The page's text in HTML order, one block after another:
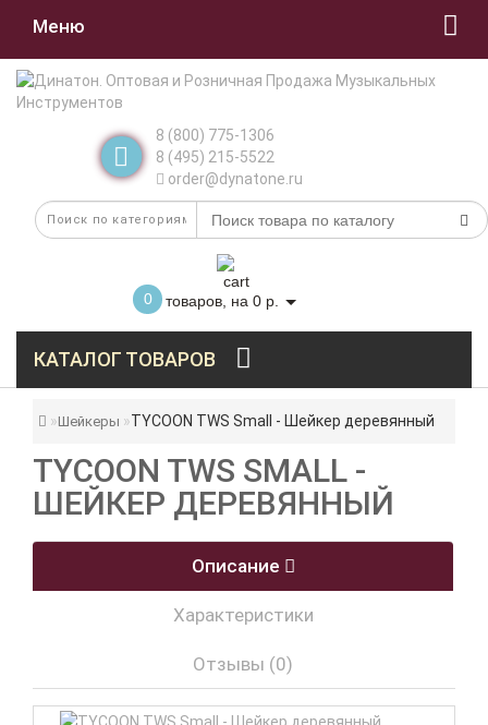
Меню
8 (800) 775-1306
8 (495) 215-5522
order@dynatone.ru
0 товаров, на 0 р.
КАТАЛОГ ТОВАРОВ
Шейкеры TYCOON TWS Small - Шейкер деревянный
TYCOON TWS SMALL -
ШЕЙКЕР ДЕРЕВЯННЫЙ
Описание
Характеристики
Отзывы (0)